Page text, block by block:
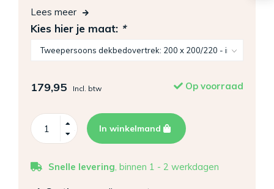
Lees meer
Kies hier je maat: *
179,95 Incl. btw Op voorraad
In winkelmand
Snelle levering, binnen 1 - 2 werkdagen